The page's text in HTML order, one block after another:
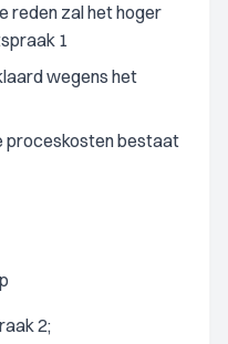
reden zal het hoger
1
wegens het
proceskosten bestaat
2;